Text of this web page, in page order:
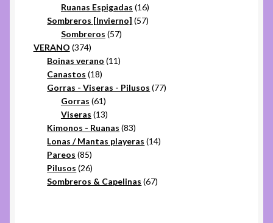
Ruanas Espigadas 1616
productos
Sombreros [Invierno] 5757
Sombreros 5757
VERANO 374374
productos
Boinas verano 1111
Canastos 1818
productos
Gorras - Viseras - Pilusos 7777
Gorras 6161
productos
Viseras 1313
productos
Kimonos - Ruanas 8383
productos
Lonas / Mantas playeras 1414
Pareos 8585
productos
Pilusos 2626
productos
Sombreros & Capelinas 6767